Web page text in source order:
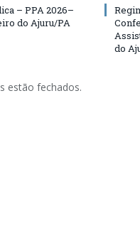
– PPA 2026–
do Ajuru/PA
do
estão fechados.